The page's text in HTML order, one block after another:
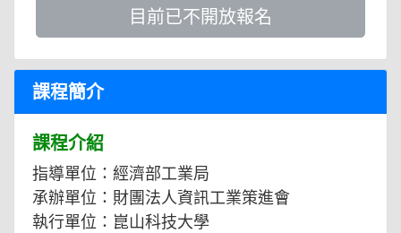
目前已不開放報名
課程簡介
課程介紹
指導單位：經濟部工業局
承辦單位：財團法人資訊工業策進會
執行單位：崑山科技大學